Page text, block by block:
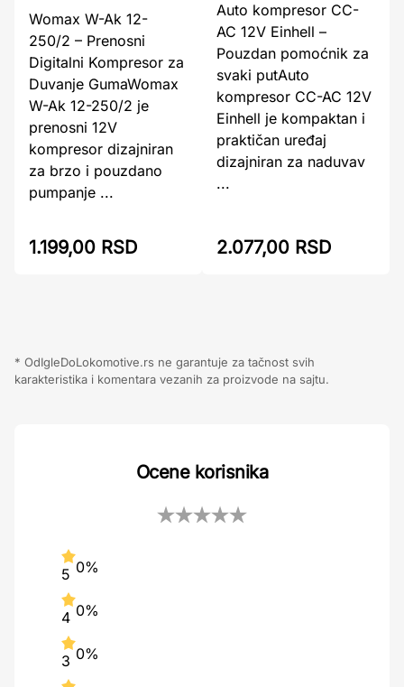
Womax W-Ak 12-
250/2 – Prenosni
Digitalni Kompresor za
Duvanje GumaWomax
W-Ak 12-250/2 je
prenosni 12V
kompresor dizajniran
za brzo i pouzdano
pumpanje ...
1.199,00 RSD
Auto kompresor CC-
AC 12V Einhell –
Pouzdan pomoćnik za
svaki putAuto
kompresor CC-AC 12V
Einhell je kompaktan i
praktičan uređaj
dizajniran za naduvav
...
2.077,00 RSD
* OdIgleDoLokomotive.rs ne garantuje za tačnost svih
karakteristika i komentara vezanih za proizvode na sajtu.
Ocene korisnika
5 0%
4 0%
3 0%